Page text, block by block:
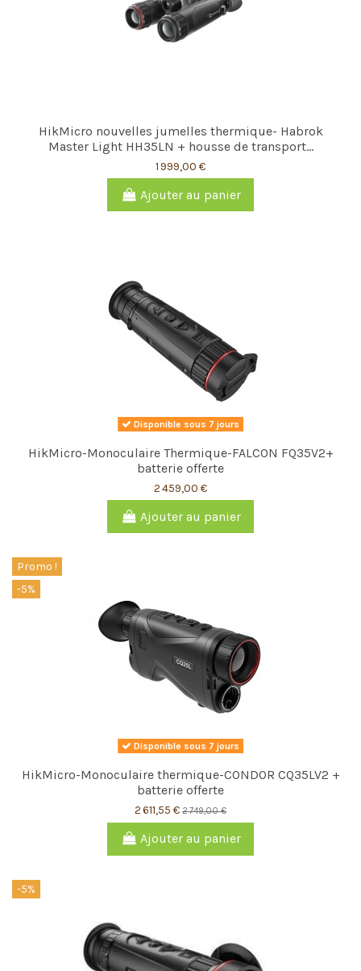
HikMicro nouvelles jumelles thermique- Habrok
Master Light HH35LN + housse de transport...
1 999,00 €
Ajouter au panier
Disponible sous 7 jours
HikMicro-Monoculaire Thermique-FALCON FQ35V2+
batterie offerte
2 459,00 €
Ajouter au panier
Promo !
-5%
Disponible sous 7 jours
HikMicro-Monoculaire thermique-CONDOR CQ35LV2 +
batterie offerte
2 611,55 € 2 749,00 €
Ajouter au panier
-5%